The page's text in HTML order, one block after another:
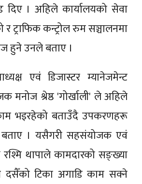
दिए । अहिले कार्यालयको सेवा
ट्राफिक कन्ट्रोल रुम सञ्चालनमा
हुने उनले बताए ।
एवं डिजास्टर म्यानेजमेन्ट
मनोज श्रेष्ठ 'गोर्खाली' ले अहिले
भइरहेको बताउँदै उपकरणहरू
। यसैगरी सहसंयोजक एवं
रश्मि थापाले कामदारको सङ्ख्या
दसैँको टिका अगाडि काम सक्ने